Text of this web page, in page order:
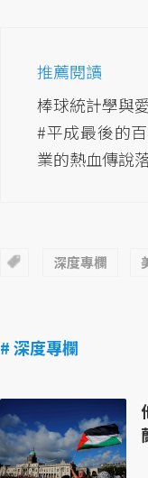
推薦閱讀
棒球統計學與
#平成最後的
業的熱血傳說
深度專欄
# 深度專欄